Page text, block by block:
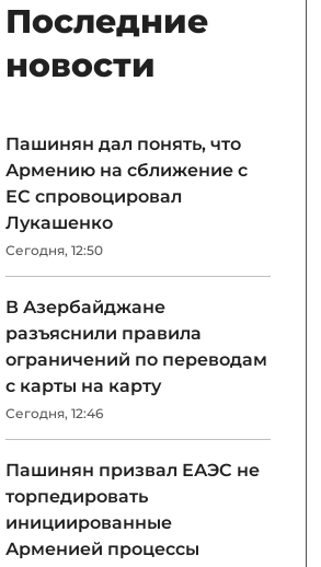
Последние
новости
Пашинян дал понять, что
Армению на сближение с
ЕС спровоцировал
Лукашенко
Сегодня, 12:50
В Азербайджане
разъяснили правила
ограничений по переводам
с карты на карту
Сегодня, 12:46
Пашинян призвал ЕАЭС не
торпедировать
инициированные
Арменией процессы